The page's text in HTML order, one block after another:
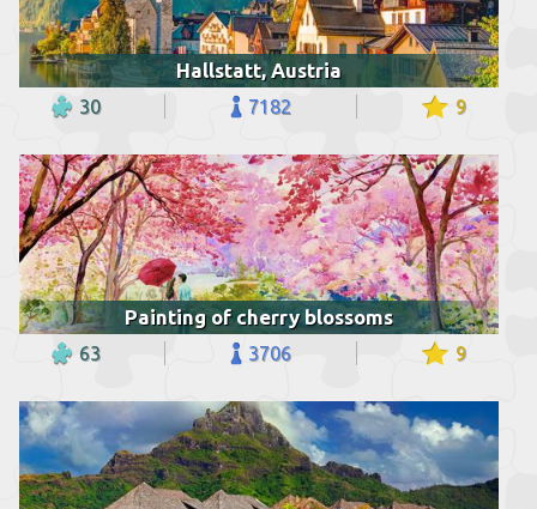
Hallstatt, Austria
30 7182 9
Painting of cherry blossoms
63 3706 9